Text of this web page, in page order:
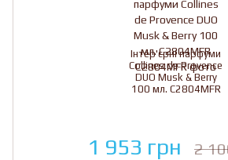
Інтер'єрні парфуми
Collines de Provence
DUO Musk & Berry
100 мл. C2804MFR
1 953 грн 2